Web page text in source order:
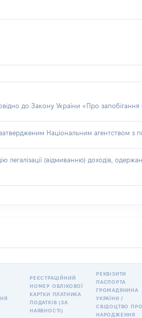
до Закону України «Про запобігання
Національним агентством з
легалізації (відмиванню) доходів,
РЕЄСТРАЦІЙНИЙ
НОМЕР ОБЛІКОВОЇ
КАРТКИ ПЛАТНИКА
ПОДАТКІВ (ЗА
НАЯВНОСТІ)
РЕКВІЗИТИ
ПАСПОРТА
ГРОМАДЯНИНА
УКРАЇНИ /
СВІДОЦТВО ПРО
НАРОДЖЕННЯ